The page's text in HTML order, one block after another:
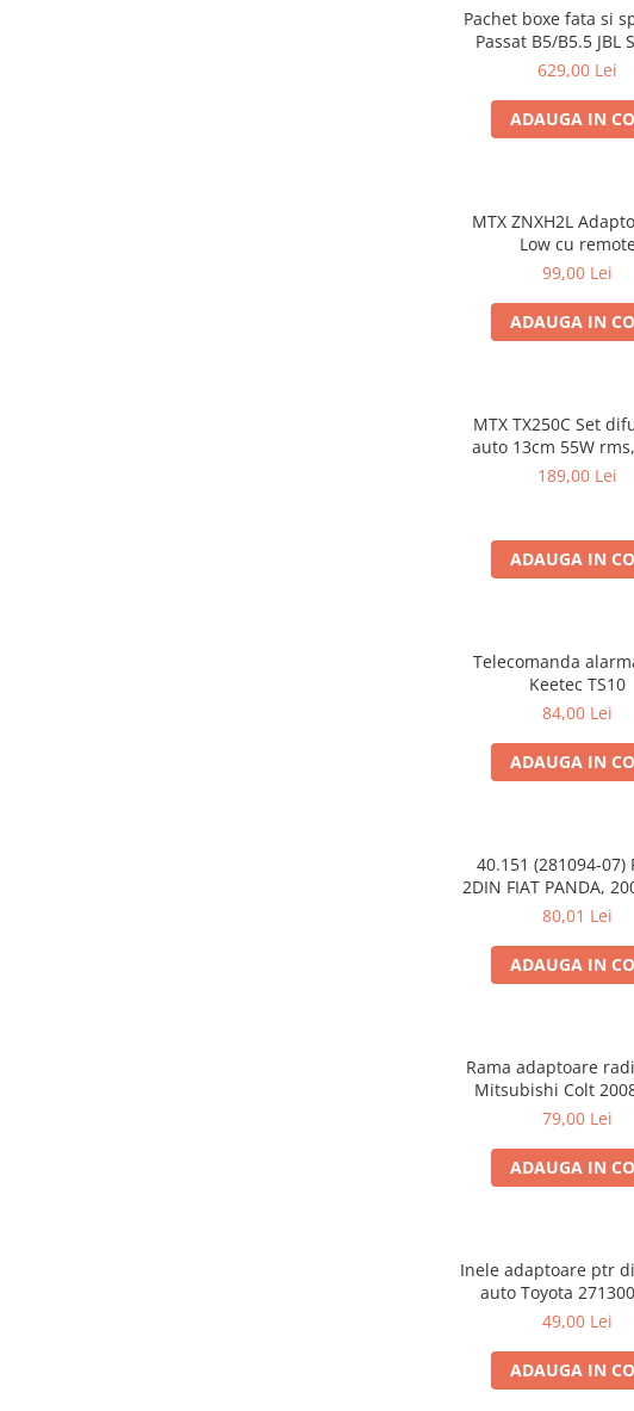
Pachet boxe fata si
Passat B5/B5.5 JBL
629,00 Lei
ADAUGA IN
MTX ZNXH2L
Low cu
99,00 Lei
ADAUGA IN
MTX TX250C Set
auto 13cm 55W rms, 380W
peak
189,00 Lei
ADAUGA IN
Telecomanda
Keetec TS10
84,00 Lei
ADAUGA IN
40.151 (281094-07)
2DIN FIAT PANDA,
80,01 Lei
ADAUGA IN
Rama adaptoare
Mitsubishi Colt
79,00 Lei
ADAUGA IN
Inele adaptoare ptr
auto Toyota
49,00 Lei
ADAUGA IN